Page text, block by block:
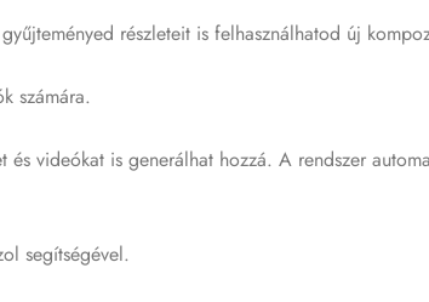
részleteit is felhasználhatod új
számára.
videókat is generálhat hozzá. A rendszer
segítségével.